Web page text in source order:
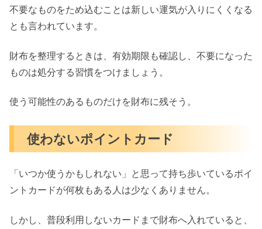
不要なものをため込むことは新しい運気が入りにくくなる
とも言われています。
財布を整理するときは、有効期限も確認し、不要になった
ものは処分する習慣をつけましょう。
使う可能性のあるものだけを財布に残そう。
使わないポイントカード
「いつか使うかもしれない」と思って持ち歩いているポイ
ントカードが何枚もある人は少なくありません。
しかし、普段利用しないカードまで財布へ入れていると、